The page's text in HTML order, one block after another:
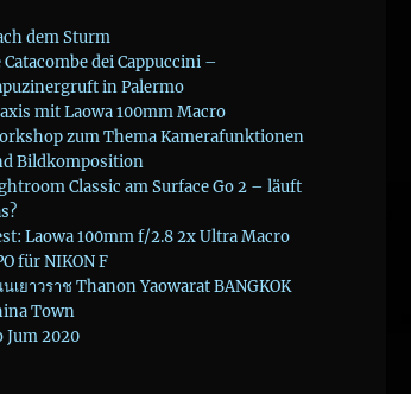
#SoLi #Refugeecamp“
dem Sturm
Catacombe dei Cappuccini –
in Palermo
mit Laowa 100mm Macro
zum Thema Kamerafunktionen
Bildkomposition
Classic am Surface Go 2 – läuft
Laowa 100mm f/2.8 2x Ultra Macro
für NIKON F
เยาวราช Thanon Yaowarat BANGKOK
Town
Jum 2020